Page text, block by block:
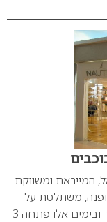
המייבאת ומשווקת
משתלטת על
הרצליה. כיום החברה מפעילה 21 חניות בעיר ובימים אלו פתחה 3